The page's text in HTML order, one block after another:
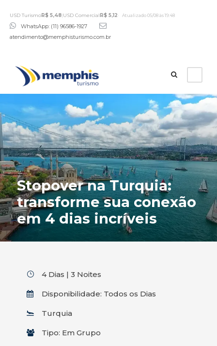
USD TurismoR$ 5,48|USD ComercialR$ 5,12 Atualizado 05/08 às 19:48
WhatsApp: (11) 96586-1927
atendimento@memphisturismo.com.br
Stopover na Turquia:
transforme sua conexão
em 4 dias incríveis
4 Dias | 3 Noites
Disponibilidade: Todos os Dias
Turquia
Tipo: Em Grupo